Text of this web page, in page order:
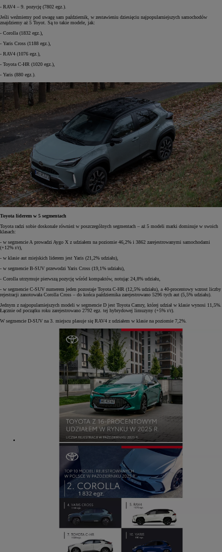
- RAV4 – 9. pozycję (7802 egz.).
Jeśli weźmiemy pod uwagę sam październik, w zestawieniu dziesięciu najpopularniejszych samochodów
znajdziemy aż 5 Toyot. Są to takie modele, jak:
- Corolla (1832 egz.),
- Yaris Cross (1188 egz.),
- RAV4 (1076 egz.),
- Toyota C-HR (1020 egz.),
- Yaris (880 egz.).
Toyota liderem w 5 segmentach
Toyota radzi sobie doskonale również w poszczególnych segmentach – aż 5 modeli marki dominuje w swoich
klasach:
- w segmencie A prowadzi Aygo X z udziałem na poziomie 46,2% i 3862 zarejestrowanymi samochodami
(+12% r/r),
- w klasie aut miejskich liderem jest Yaris (21,2% udziału),
- w segmencie B-SUV przewodzi Yaris Cross (19,1% udziału),
- Corolla utrzymuje pierwszą pozycję wśród kompaktów, notując 24,8% udziału,
- w segmencie C-SUV numerem jeden pozostaje Toyota C-HR (12,5% udziału), a 40-procentowy wzrost liczby
rejestracji zanotowała Corolla Cross – do końca października zarejestrowano 5296 tych aut (5,5% udziału).
Jednym z najpopularniejszych modeli w segmencie D jest Toyota Camry, której udział w klasie wynosi 11,5%.
Łącznie od początku roku zarejestrowano 2792 egz. tej hybrydowej limuzyny (+5% r/r).
W segmencie D-SUV na 3. miejscu plasuje się RAV4 z udziałem w klasie na poziomie 7,2%.